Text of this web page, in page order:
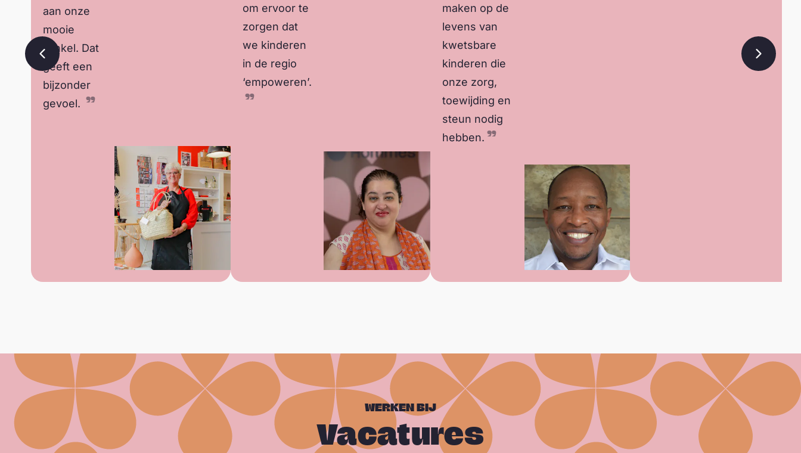
aan onze
mooie
winkel. Dat
geeft een
bijzonder
gevoel.
om ervoor te
zorgen dat
we kinderen
in de regio
‘empoweren’.
maken op de
levens van
kwetsbare
kinderen die
onze zorg,
toewijding en
steun nodig
hebben.
Vorige slide
WERKEN BIJ
Vacatures